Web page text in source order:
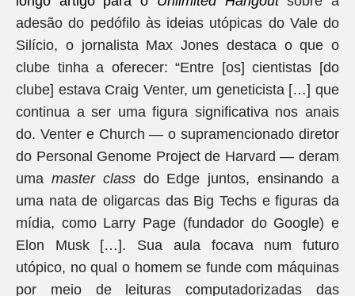
adesão do pedófilo às ideias utópicas do Vale do
Silício, o jornalista Max Jones destaca o que o
clube tinha a oferecer: “Entre [os] cientistas [do
clube] estava Craig Venter, um geneticista […] que
continua a ser uma figura significativa nos anais
do. Venter e Church — o supramencionado diretor
do Personal Genome Project de Harvard — deram
uma master classdo Edge juntos, ensinando a
uma nata de oligarcas das Big Techs e figuras da
mídia, como Larry Page (fundador do Google) e
Elon Musk […]. Sua aula focava num futuro
utópico, no qual o homem se funde com máquinas
por meio de leituras computadorizadas das